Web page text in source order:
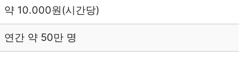
약 10.000원(시간당)
연간 약 50만 명